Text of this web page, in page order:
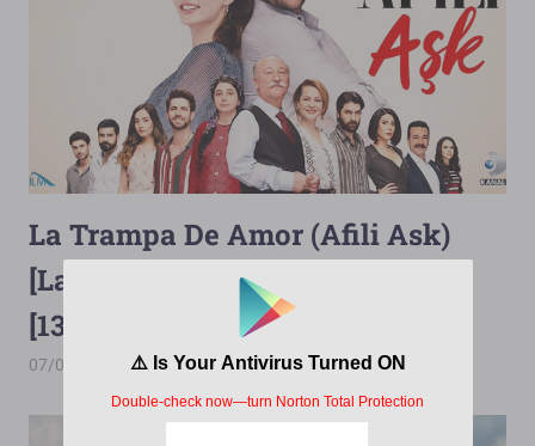
La Trampa De Amor (Afili Ask)
[Latino][2019][1080p][Terabox]
[136/136]
07/05/2026 PorMega La Trampa De Amor